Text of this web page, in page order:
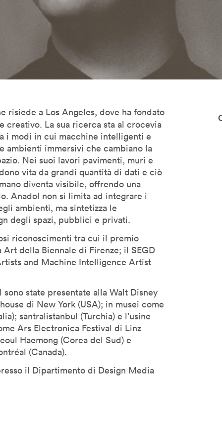
risiede a Los Angeles, dove ha fondato
La sua ricerca sta al crocevia
i modi in cui macchine intelligenti e
ambienti immersivi che cambiano la
Nei suoi lavori pavimenti, muri e
vita da grandi quantità di dati e ciò
diventa visibile, offrendo una
Anadol non si limita ad integrare i
ambienti, ma sintetizza le
degli spazi, pubblici e privati.
riconoscimenti tra cui il premio
della Biennale di Firenze; il SEGD
and Machine Intelligence Artist
state presentate alla Walt Disney
di New York (USA); in musei come
santralistanbul (Turchia) e l’usine
Ars Electronica Festival di Linz
Haemong (Corea del Sud) e
(Canada).
il Dipartimento di Design Media